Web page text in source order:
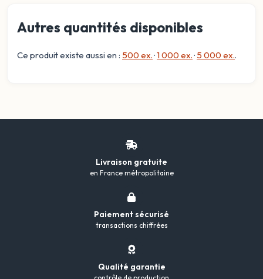
Autres quantités disponibles
Ce produit existe aussi en : 500 ex.·1 000 ex.· 5 000 ex..
Livraison gratuite
en France métropolitaine
Paiement sécurisé
transactions chiffrées
Qualité garantie